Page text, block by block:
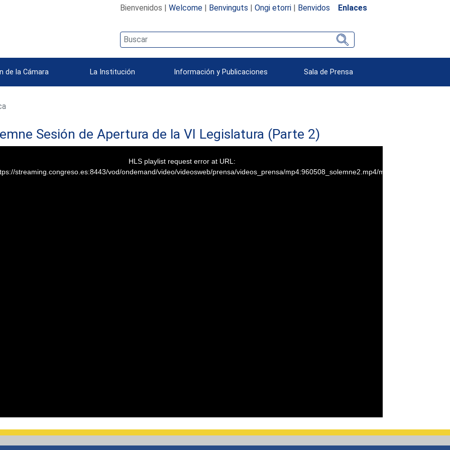
Bienvenidos | Welcome| Benvinguts | Ongi etorri| Benvidos Enlaces
de la Cámara La Institución Información y Publicaciones Sala de Prensa
Sesión de Apertura de la VI Legislatura (Parte 2)
HLS playlist request error at URL:
streaming.congreso.es:8443/vod/ondemand/video/videosweb/prensa/videos_prensa/mp4:960508_solemne2.mp4/manifest.m3u8.